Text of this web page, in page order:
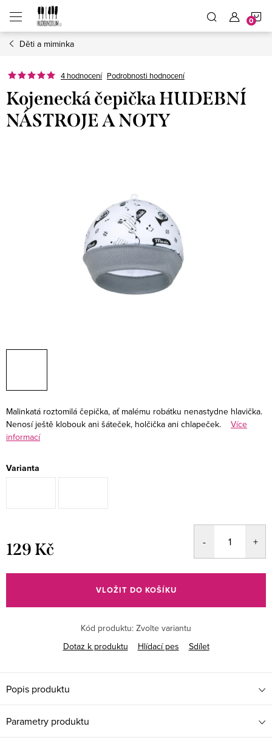
obsah
Děti a miminka
4 hodnocení Podrobnosti hodnocení
Kojenecká čepička HUDEBNÍ
NÁSTROJE A NOTY
Malinkatá roztomilá čepička, ať malému robátku nenastydne hlavička.
Nenosí ještě klobouk ani šáteček, holčička ani chlapeček.
Více
informací
Varianta
129 Kč
cena:
VLOŽIT DO KOŠÍKU
Kód produktu: Zvolte variantu
Dotaz k produktu
Hlídací pes Sdílet
Popis produktu
Parametry produktu